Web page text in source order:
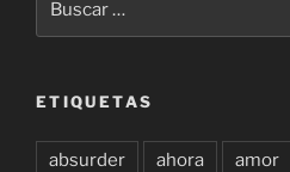
por:
ETIQUETAS
absurder ahora amor